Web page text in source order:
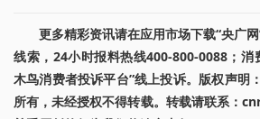
更多精彩资讯请在应用市场下载“央广
线索，24小时报料热线400-800-0088；消
木鸟消费者投诉平台”线上投诉。版权声明
所有，未经授权不得转载。转载请联系：